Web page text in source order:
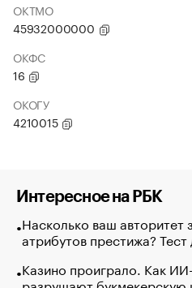
ОКТМО
45932000000
ОКФС
16
ОКОГУ
4210015
Интересное на РБК
Насколько ваш авторитет
атрибутов престижа?
Казино проиграло. Как